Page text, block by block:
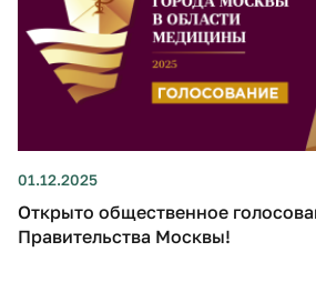
01.12.2025
Открыто общественное
Правительства Москвы!